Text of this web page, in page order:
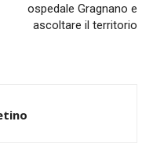
ospedale Gragnano e
ascoltare il territorio